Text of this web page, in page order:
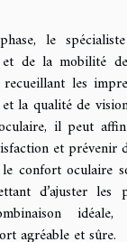
le
et de la mobilité
les
la qualité de
il peut
et prévenir
confort oculaire
d’ajuster les
idéale,
agréable et sûre.